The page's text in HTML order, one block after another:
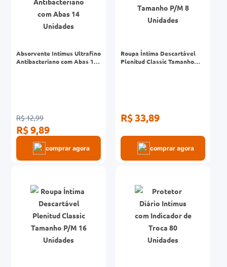
Absorvente Intimus Ultrafino
Antibacteriano com Abas 14
R$ 12,99
R$ 9,89
comprar agora
Roupa Íntima Descartável
Plenitud Classic Tamanho
R$ 33,89
comprar agora